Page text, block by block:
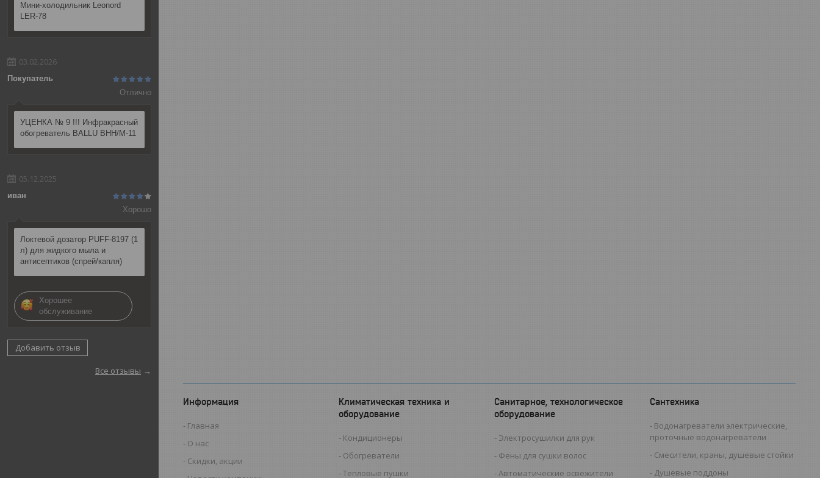
Мини-холодильник Leonord
LER-78
03.02.2026
Покупатель
Отлично
УЦЕНКА № 9 !!! Инфракрасный
обогреватель BALLU BHH/M-11
05.12.2025
иван
Хорошо
Локтевой дозатор PUFF-8197 (1
л) для жидкого мыла и
антисептиков (спрей/капля)
Хорошее
обслуживание
Добавить отзыв
Все отзывы
Информация
Главная
О нас
Скидки, акции
Климатическая техника и
оборудование
Кондиционеры
Обогреватели
Тепловые пушки
Санитарное, технологическое
оборудование
Электросушилки для рук
Фены для сушки волос
Автоматические освежители
Сантехника
Водонагреватели электрические,
проточные водонагреватели
Смесители, краны, душевые стойки
Душевые поддоны